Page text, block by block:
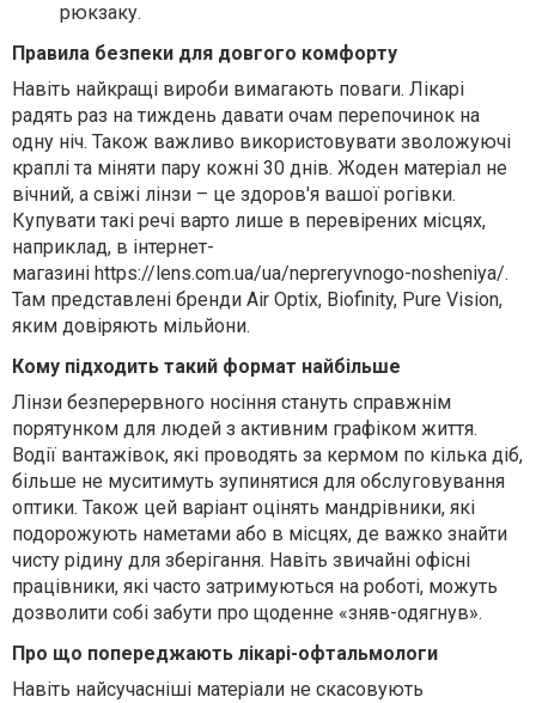
рюкзаку.
Правила безпеки для довгого комфорту
Навіть найкращі вироби вимагають поваги. Лікарі
радять раз на тиждень давати очам перепочинок на
одну ніч. Також важливо використовувати зволожуючі
краплі та міняти пару кожні 30 днів. Жоден матеріал не
вічний, а свіжі лінзи – це здоров'я вашої рогівки.
Купувати такі речі варто лише в перевірених місцях,
наприклад, в інтернет-
магазині https://lens.com.ua/ua/nepreryvnogo-nosheniya/.
Там представлені бренди Air Optix, Biofinity, Pure Vision,
яким довіряють мільйони.
Кому підходить такий формат найбільше
Лінзи безперервного носіння стануть справжнім
порятунком для людей з активним графіком життя.
Водії вантажівок, які проводять за кермом по кілька діб,
більше не муситимуть зупинятися для обслуговування
оптики. Також цей варіант оцінять мандрівники, які
подорожують наметами або в місцях, де важко знайти
чисту рідину для зберігання. Навіть звичайні офісні
працівники, які часто затримуються на роботі, можуть
дозволити собі забути про щоденне «зняв-одягнув».
Про що попереджають лікарі-офтальмологи
Навіть найсучасніші матеріали не скасовують